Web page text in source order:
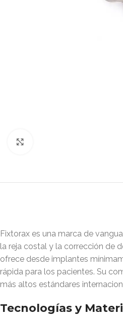
Fixtorax es una marca de
la reja costal y la corrección de
ofrece desde implantes
rápida para los pacientes. Su
más altos estándares
Tecnologías y